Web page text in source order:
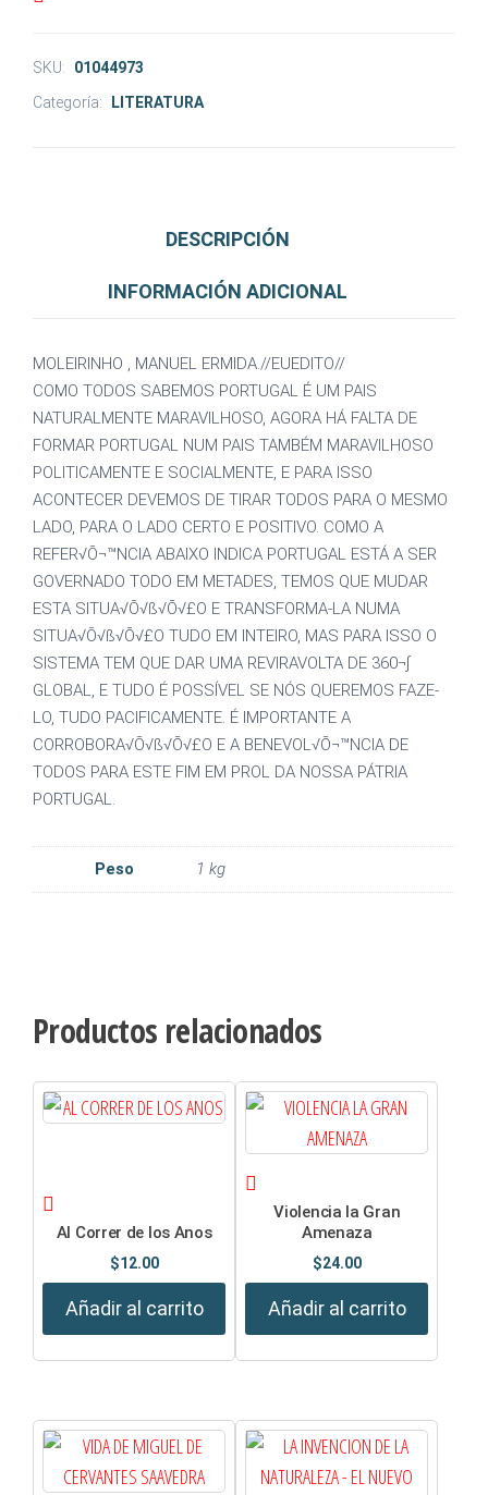
SKU:
01044973
Categoría:
LITERATURA
DESCRIPCIÓN
INFORMACIÓN ADICIONAL
MOLEIRINHO , MANUEL ERMIDA.//EUEDITO//
COMO TODOS SABEMOS PORTUGAL É UM PAIS
NATURALMENTE MARAVILHOSO, AGORA HÁ FALTA DE
FORMAR PORTUGAL NUM PAIS TAMBÉM MARAVILHOSO
POLITICAMENTE E SOCIALMENTE, E PARA ISSO
ACONTECER DEVEMOS DE TIRAR TODOS PARA O MESMO
LADO, PARA O LADO CERTO E POSITIVO. COMO A
REFER√Õ¬™NCIA ABAIXO INDICA PORTUGAL ESTÁ A SER
GOVERNADO TODO EM METADES, TEMOS QUE MUDAR
ESTA SITUA√Õ√ß√Õ√£O E TRANSFORMA-LA NUMA
SITUA√Õ√ß√Õ√£O TUDO EM INTEIRO, MAS PARA ISSO O
SISTEMA TEM QUE DAR UMA REVIRAVOLTA DE 360¬∫
GLOBAL, E TUDO É POSSÍVEL SE NÓS QUEREMOS FAZE-
LO, TUDO PACIFICAMENTE. É IMPORTANTE A
CORROBORA√Õ√ß√Õ√£O E A BENEVOL√Õ¬™NCIA DE
TODOS PARA ESTE FIM EM PROL DA NOSSA PÁTRIA
PORTUGAL.
Peso 1 kg
Productos relacionados
Al Correr de los Anos
$12.00
Añadir al carrito
Violencia la Gran
Amenaza
$24.00
Añadir al carrito